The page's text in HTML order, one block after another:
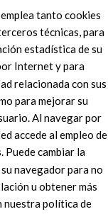
tanto cookies
técnicas, para
estadística de su
Internet y para
relacionada con sus
para mejorar su
Al navegar por
accede al empleo de
Puede cambiar la
navegador para no
u obtener más
nuestra política de